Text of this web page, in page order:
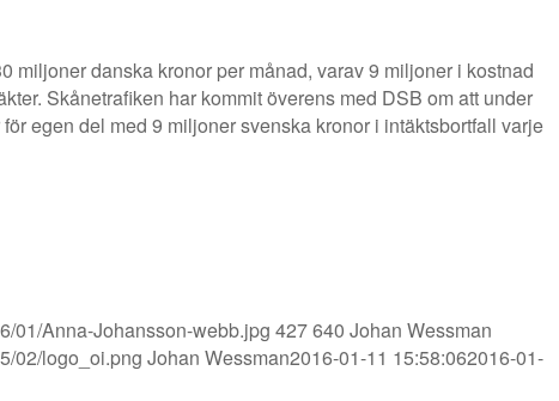
miljoner danska kronor per månad, varav 9 miljoner i kostnad
Skånetrafiken har kommit överens med DSB om att under
egen del med 9 miljoner svenska kronor i intäktsbortfall varje
01/Anna-Johansson-webb.jpg 427640 Johan Wessman
02/logo_oi.png Johan Wessman2016-01-11 15:58:062016-01-